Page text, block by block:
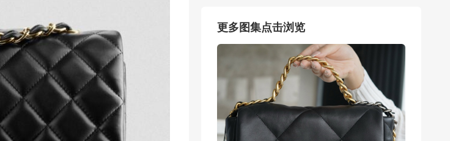
更多图集点击浏览